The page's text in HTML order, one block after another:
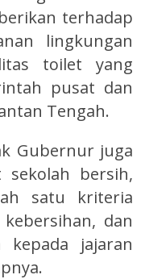
terhadap
lingkungan
toilet yang
pusat dan
Tengah.
Gubernur juga
sekolah bersih,
satu kriteria
dan
jajaran